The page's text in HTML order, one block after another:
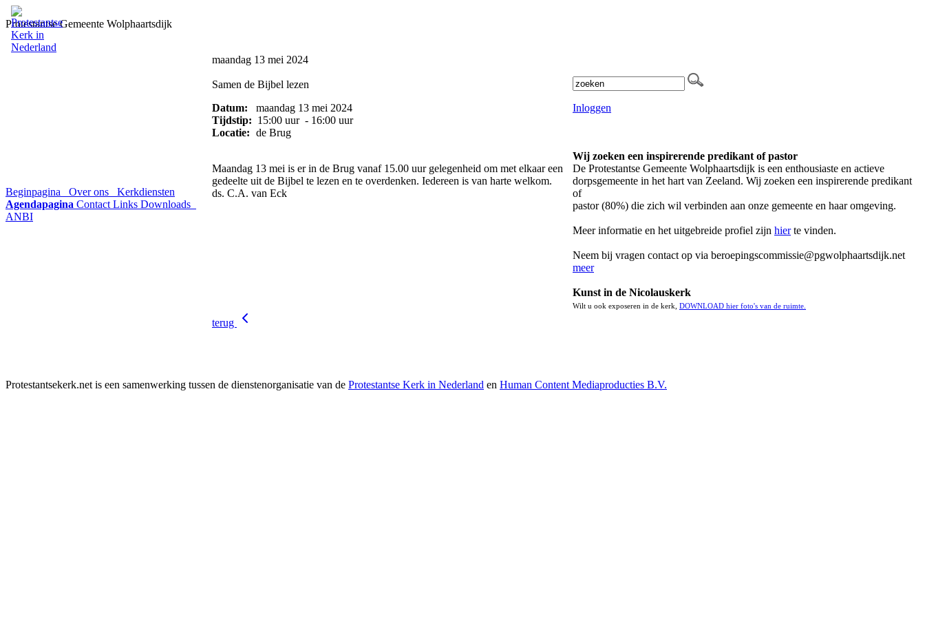
Protestantse Gemeente Wolphaartsdijk
Beginpagina Over ons
Kerkdiensten
Agendapagina Contact Links Downloads
ANBI
maandag 13 mei 2024
Samen de Bijbel lezen
Datum:
maandag 13 mei 2024
Tijdstip: 15:00 uur - 16:00 uur
Locatie: de Brug
Maandag 13 mei is er in de Brug vanaf 15.00 uur gelegenheid om met elkaar een
gedeelte uit de Bijbel te lezen en te overdenken. Iedereen is van harte welkom.
ds. C.A. van Eck
terug
Inloggen
Wij zoeken een inspirerende predikant of pastor
De Protestantse Gemeente Wolphaartsdijk is een enthousiaste en actieve
dorpsgemeente in het hart van Zeeland. Wij zoeken een inspirerende predikant
of
pastor (80%) die zich wil verbinden aan onze gemeente en haar omgeving.
Meer informatie en het uitgebreide profiel zijn hierte vinden.
Neem bij vragen contact op via beroepingscommissie@pgwolphaartsdijk.net
meer
Kunst in de Nicolauskerk
Wilt u ook exposeren in de kerk, DOWNLOAD hier foto's van de ruimte.
Protestantsekerk.net is een samenwerking tussen de dienstenorganisatie van de Protestantse Kerk in Nederland en Human Content Mediaproducties B.V.